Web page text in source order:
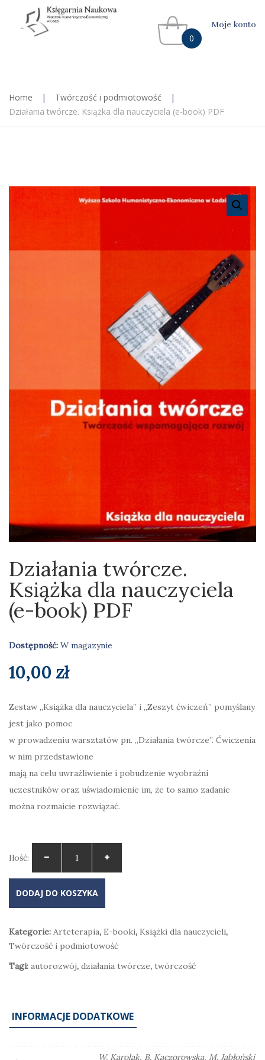
0
Moje konto
Home | Twórczość i podmiotowość
|
Działania twórcze. Książka dla nauczyciela (e-book) PDF
Działania twórcze.
Książka dla nauczyciela
(e-book) PDF
Dostępność: W magazynie
10,00 zł
Zestaw „Książka dla nauczyciela” i „Zeszyt ćwiczeń” pomyślany
jest jako pomoc
w prowadzeniu warsztatów pn. „Działania twórcze”. Ćwiczenia
w nim przedstawione
mają na celu uwrażliwienie i pobudzenie wyobraźni
uczestników oraz uświadomienie im, że to samo zadanie
można rozmaicie rozwiązać.
Ilość:
DODAJ DO KOSZYKA
Kategorie: Arteterapia, E-booki, Książki dla nauczycieli,
Twórczość i podmiotowość
Tagi: autorozwój, działania twórcze, twórczość
INFORMACJE DODATKOWE
W. Karolak, B. Kaczorowska, M. Jabłoński